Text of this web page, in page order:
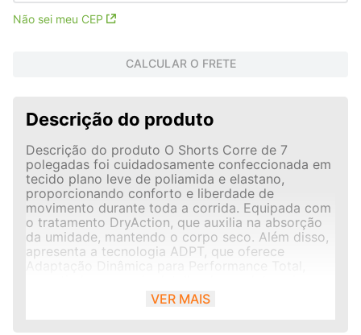
Não sei meu CEP
CALCULAR O FRETE
Descrição do produto
Descrição do produto O Shorts Corre de 7
polegadas foi cuidadosamente confeccionada em
tecido plano leve de poliamida e elastano,
proporcionando conforto e liberdade de
movimento durante toda a corrida. Equipada com
o tratamento DryAction, que auxilia na absorção
da umidade, mantendo o corpo seco. Além disso,
apresenta a tecnologia ADPT, que oferece
Adaptação Dinâmica para Performance Total,
projetado para melhorar a experiência na corrida.
As laterais contam com fendas para maior
VER MAIS